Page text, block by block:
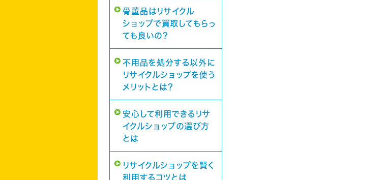
骨董品はリサイクル
ショップで買取してもらっ
ても良いの？
不用品を処分する以外に
リサイクルショップを使う
メリットとは？
安心して利用できるリサ
イクルショップの選び方
とは
リサイクルショップを賢く
利用するコツとは